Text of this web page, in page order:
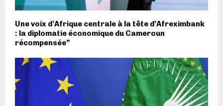
Une voix d’Afrique centrale à la tête d’Afreximbank
: la diplomatie économique du Cameroun
récompensée”